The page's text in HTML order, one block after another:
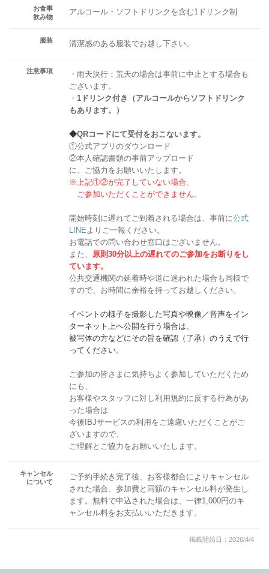
お食事
飲み物
アルコール・ソフトドリンクを含む1ドリンク制
服装 清潔感のある服装でお越し下さい。
注意事項
・雨天決行：荒天の場合は事前に中止とする場合も
ございます。
・ 1ドリンク付き（アルコールからソフトドリンク
もあります。）
◆QRコードにて受付をおこないます。
①公式アプリのダウンロード
②本人確認書類の事前アップロード
に、ご協力をお願いいたします。
※上記①②が完了していない場合、
ご参加いただくことができません。
開始時刻に遅れてご到着される場合は、事前に公式
LINE よりご一報ください。
お電話での問い合わせ窓口はございません。
また、 原則30分以上の遅れてのご参加をお断りをし
ています。
公共交通機関の延着時や道に迷われた場合も同様で
すので、お時間に余裕を持ってお越しください。
イベントの様子を撮影した写真や映像／音声をイン
ターネット上へ公開を行う場合は、
被写体の方などにその旨を確認（了承）のうえで行
ってください。
ご参加の皆さまに気持ちよく参加していただくため
にも、
お客様やスタッフに対し利用規約に反する行為があ
った場合は
今後IBJサービスの利用をご遠慮いただくことがご
ざいますので、
ご理解とご協力をお願いいたします。
キャンセル
について
ご予約手続き完了後、お客様都合によりキャンセル
された場合、参加費と同額のキャンセル料が発生し
ます。無料で申込された場合は、一律1,000円のキ
ャンセル料をお支払いいただきます。
掲載開始日：2026/4/4